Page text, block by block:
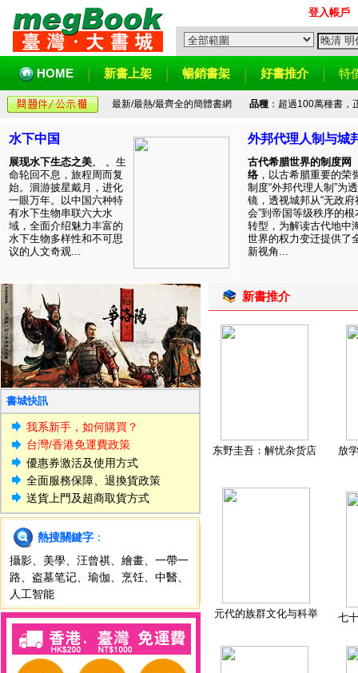
登入帳戶
HOME 新書上架 暢銷書架 好書推介 特
最新/最熱/最齊全的簡體書網 品種：超過100萬種書，
水下中国
展现水下生态之美。 。生
命轮回不息，旅程周而复
始。洄游披星戴月，进化
一眼万年。以中国六种特
有水下生物串联六大水
域，全面介绍魅力丰富的
水下生物多样性和不可思
议的人文奇观...
外邦代理人制与城
古代希腊世界的制度网
络 ，以古希腊重要的荣
制度“外邦代理人制”为透
镜，透视城邦从“无政府
会”到帝国等级秩序的根
转型，为解读古代地中
世界的权力变迁提供了
新视角...
書城快訊
我系新手，如何購買？
台灣/香港免運費政策
優惠券激活及使用方式
全面服務保障、退換貨政策
送貨上門及超商取貨方式
熱搜關鍵字 ：
攝影
美學 汪曾祺 繪畫
一帶一
路
盗墓笔记 瑜伽 烹饪 中醫
人工智能
新書推介
东野圭吾：解忧杂货店 放
元代的族群文化与科举 七